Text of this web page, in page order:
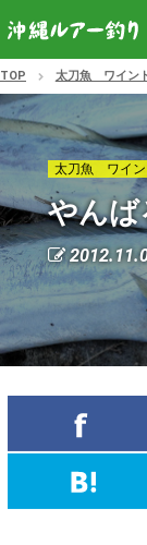
TOP 太刀魚 ワイン
太刀魚 ワイン
やんば